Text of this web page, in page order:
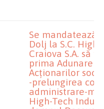
Se mandatează
Dolj la S.C.
Craiova S.A. să
prima Adunare
Acţionarilor
-prelungirea
administrare-
High-Tech